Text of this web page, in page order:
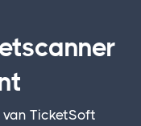
TicketSoft